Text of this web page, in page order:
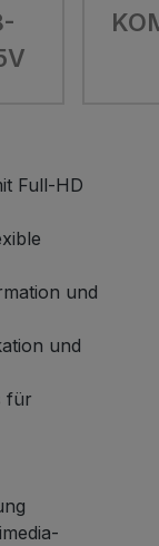
Full-HD
und
und
für